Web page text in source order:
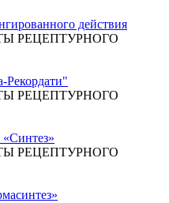
действия
РЕЦЕПТУРНОГО
РЕЦЕПТУРНОГО
РЕЦЕПТУРНОГО